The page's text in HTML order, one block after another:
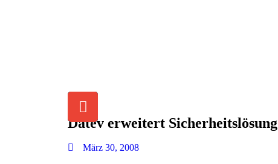
Datev erweitert Sicherheitslösung
März 30, 2008